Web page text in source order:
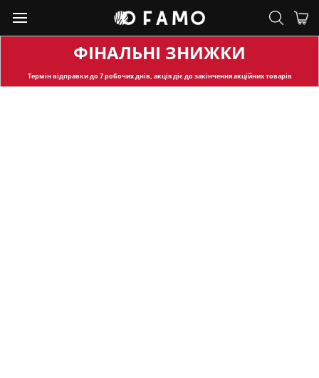
ФІНАЛЬНІ ЗНИЖКИ
Термін відправкидо 7 робочих днів, акція діє до закінчення акційних товарів